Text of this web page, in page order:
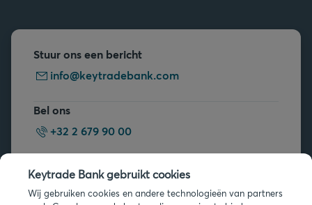
Stuur ons een bericht
info@keytradebank.com
Bel ons
+32 2 679 90 00
Veelgestelde vragen
Keytrade Bank gebruikt cookies
Wij gebruiken cookies en andere technologieën van partners